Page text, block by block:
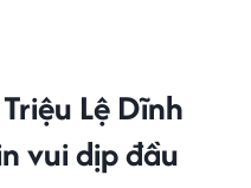
Lệ Dĩnh
vui dịp đầu